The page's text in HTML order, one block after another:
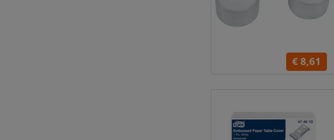
€ 8,61